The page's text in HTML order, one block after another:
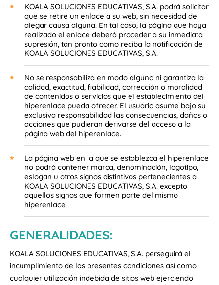
KOALA SOLUCIONES EDUCATIVAS, S.A. podrá solicitar
que se retire un enlace a su web, sin necesidad de
alegar causa alguna. En tal caso, la página que haya
realizado el enlace deberá proceder a su inmediata
supresión, tan pronto como reciba la notificación de
KOALA SOLUCIONES EDUCATIVAS, S.A.
No se responsabiliza en modo alguno ni garantiza la
calidad, exactitud, fiabilidad, corrección o moralidad
de contenidos o servicios que el establecimiento del
hiperenlace pueda ofrecer. El usuario asume bajo su
exclusiva responsabilidad las consecuencias, daños o
acciones que pudieran derivarse del acceso a la
página web del hiperenlace.
La página web en la que se establezca el hiperenlace
no podrá contener marca, denominación, logotipo,
eslogan u otros signos distintivos pertenecientes a
KOALA SOLUCIONES EDUCATIVAS, S.A. excepto
aquellos signos que formen parte del mismo
hiperenlace.
GENERALIDADES:
KOALA SOLUCIONES EDUCATIVAS, S.A. perseguirá el
incumplimiento de las presentes condiciones así como
cualquier utilización indebida de sitios web ejerciendo